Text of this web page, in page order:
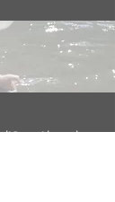
l'Or en Limousin